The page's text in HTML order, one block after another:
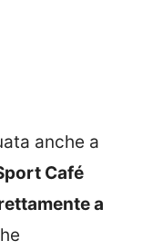
anche a
Café
a